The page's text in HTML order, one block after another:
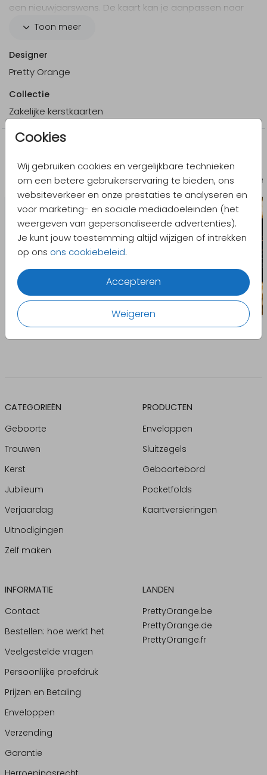
Cookies
Wij gebruiken cookies en vergelijkbare technieken
om een betere gebruikerservaring te bieden, ons
websiteverkeer en onze prestaties te analyseren en
voor marketing- en sociale mediadoeleinden (het
weergeven van gepersonaliseerde advertenties).
Je kunt jouw toestemming altijd wijzigen of intrekken
op ons ons cookiebeleid.
Accepteren
Weigeren
een nieuwjaarswens. De kaart kan je aanpassen naar
je eigen wensen in onze online editor.
Toon meer
Designer
Pretty Orange
Collectie
Zakelijke kerstkaarten
Kerstkaart
CATEGORIEËN
Geboorte
Trouwen
Kerst
Jubileum
Verjaardag
Uitnodigingen
Zelf maken
PRODUCTEN
Enveloppen
Sluitzegels
Geboortebord
Pocketfolds
Kaartversieringen
INFORMATIE
Contact
Bestellen: hoe werkt het
Veelgestelde vragen
Persoonlijke proefdruk
Prijzen en Betaling
Enveloppen
Verzending
Garantie
LANDEN
PrettyOrange.be
PrettyOrange.de
PrettyOrange.fr